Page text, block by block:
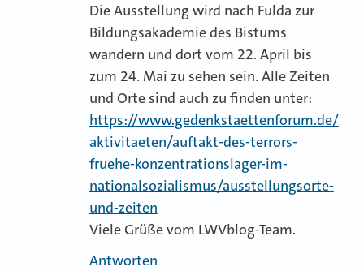
Die Ausstellung wird nach Fulda zur
Bildungsakademie des Bistums
wandern und dort vom 22. April bis
zum 24. Mai zu sehen sein. Alle Zeiten
und Orte sind auch zu finden unter:
https://www.gedenkstaettenforum.de/
aktivitaeten/auftakt-des-terrors-
fruehe-konzentrationslager-im-
nationalsozialismus/ausstellungsorte-
und-zeiten
Viele Grüße vom LWVblog-Team.
Antworten